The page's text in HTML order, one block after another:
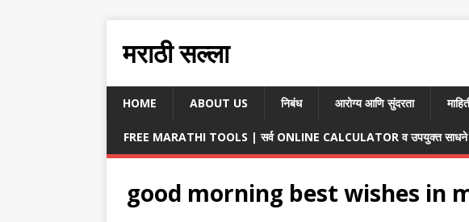
मराठी सल्ला
HOME ABOUT US निबंध आरोग्य आणि सुंदरता
FREE MARATHI TOOLS | सर्व ONLINE CALCULATOR व उपयुक्त साधने
good morning best wishes in